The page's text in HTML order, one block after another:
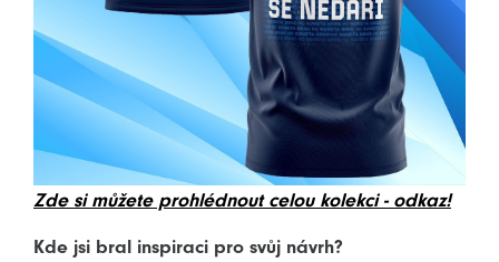
Zde si můžete prohlédnout celou kolekci - odkaz!
Kde jsi bral inspiraci pro svůj návrh?